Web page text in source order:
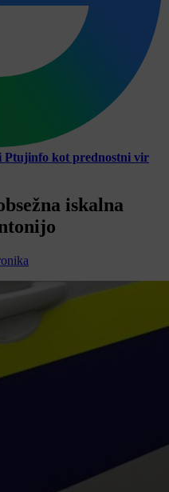
Ptujinfo kot prednostni vir
iskalna